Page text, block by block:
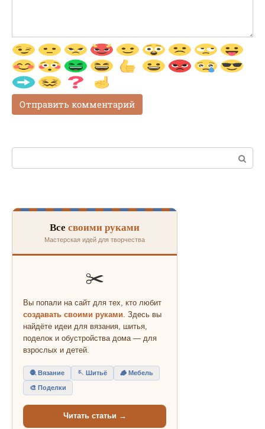
Поиск:
Все своими руками
Мастерская идей для творчества
✂️
Вы попали на сайт для тех, кто любит
создавать своими руками. Здесь вы
найдёте идеи для вязания, шитья,
поделок и обустройства дома — для
взрослых и детей.
🧶 Вязание 🪡 Шитьё 🪵 Мебель
🎨 Поделки
Читать статьи →